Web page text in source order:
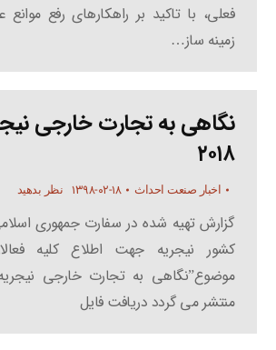
فعلی، با تاکید بر راهکارهای رفع
زمینه ساز…
نگاهی به تجارت خارجی
۲۰۱۸
اخبار صنعت احداث ۱۳۹۸-۰۲-۱۸ نظر بدهید
گزارش تهیه شده در سفارت جمهوری
کشور نیجریه جهت اطلاع کلیه
منتشر می گردد دریافت فایل